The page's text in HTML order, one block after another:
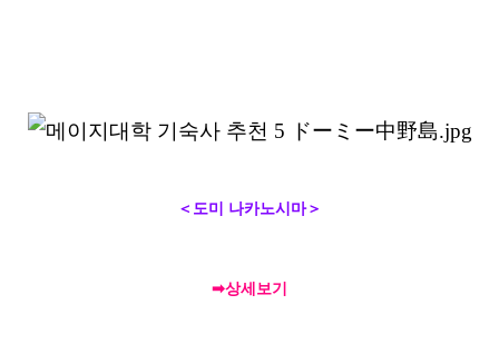
＜도미 나카노시마＞
➡상세보기